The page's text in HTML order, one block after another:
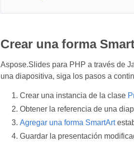
Crear una forma
Aspose.Slides para PHP a través de
una diapositiva, siga los pasos a
Crear una instancia de la clase
Obtener la referencia de una
Agregar una forma SmartArt
Guardar la presentación